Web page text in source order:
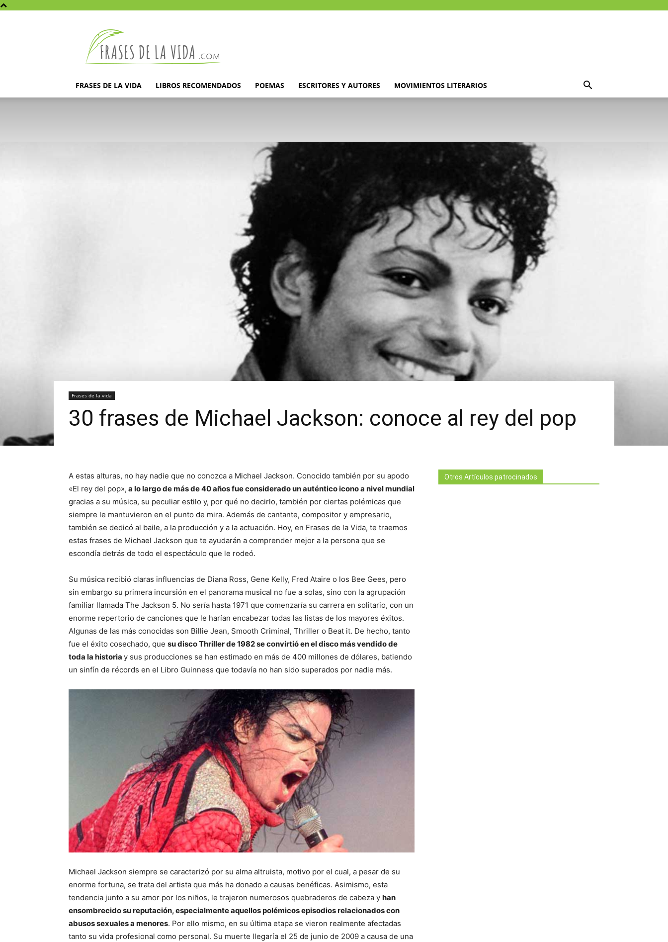
la
vida
FRASES DE LA VIDA LIBROS RECOMENDADOS POEMAS ESCRITORES Y AUTORES MOVIMIENTOS LITERARIOS
Frases de la vida
30 frases de Michael Jackson: conoce al rey del pop
A estas alturas, no hay nadie que no conozca a Michael Jackson. Conocido también por su apodo
«El rey del pop», a lo largo de más de 40 años fue considerado un auténtico icono a nivel mundial
gracias a su música, su peculiar estilo y, por qué no decirlo, también por ciertas polémicas que
siempre le mantuvieron en el punto de mira. Además de cantante, compositor y empresario,
también se dedicó al baile, a la producción y a la actuación. Hoy, en Frases de la Vida, te traemos
estas frases de Michael Jackson que te ayudarán a comprender mejor a la persona que se
escondía detrás de todo el espectáculo que le rodeó.
Su música recibió claras influencias de Diana Ross, Gene Kelly, Fred Ataire o los Bee Gees, pero
sin embargo su primera incursión en el panorama musical no fue a solas, sino con la agrupación
familiar llamada The Jackson 5. No sería hasta 1971 que comenzaría su carrera en solitario, con un
enorme repertorio de canciones que le harían encabezar todas las listas de los mayores éxitos.
Algunas de las más conocidas son Billie Jean, Smooth Criminal, Thriller o Beat it. De hecho, tanto
fue el éxito cosechado, que su disco Thriller de 1982 se convirtió en el disco más vendido de
toda la historia y sus producciones se han estimado en más de 400 millones de dólares, batiendo
un sinfín de récords en el Libro Guinness que todavía no han sido superados por nadie más.
Michael Jackson siempre se caracterizó por su alma altruista, motivo por el cual, a pesar de su
enorme fortuna, se trata del artista que más ha donado a causas benéficas. Asimismo, esta
tendencia junto a su amor por los niños, le trajeron numerosos quebraderos de cabeza y han
ensombrecido su reputación, especialmente aquellos polémicos episodios relacionados con
abusos sexuales a menores. Por ello mismo, en su última etapa se vieron realmente afectadas
tanto su vida profesional como personal. Su muerte llegaría el 25 de junio de 2009 a causa de una
Otros Artículos patrocinados